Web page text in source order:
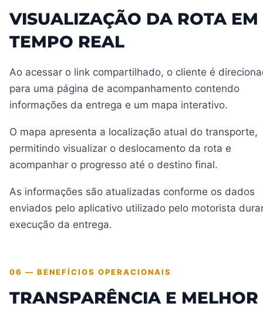
VISUALIZAÇÃO DA ROTA EM
TEMPO REAL
Ao acessar o link compartilhado, o cliente é
para uma página de acompanhamento contendo
informações da entrega e um mapa interativo.
O mapa apresenta a localização atual do transporte,
permitindo visualizar o deslocamento da rota e
acompanhar o progresso até o destino final.
As informações são atualizadas conforme os dados
enviados pelo aplicativo utilizado pelo motorista
execução da entrega.
06 — BENEFÍCIOS OPERACIONAIS
TRANSPARÊNCIA E MELHOR